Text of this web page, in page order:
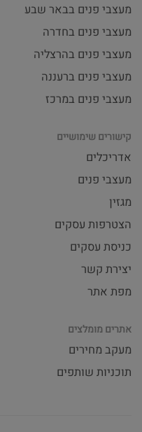
מעצבי פנים בבאר שבע
מעצבי פנים בחדרה
מעצבי פנים בהרצליה
מעצבי פנים ברעננה
מעצבי פנים במרכז
קישורים שימושיים
אדריכלים
מעצבי פנים
מגזין
הצטרפות עסקים
כניסת עסקים
יצירת קשר
מפת אתר
אתרים מומלצים
מעקב מחירים
תוכניות שותפים